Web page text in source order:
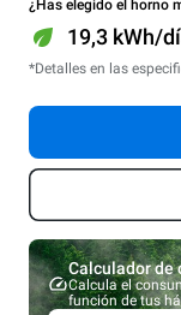
¿Has elegido el horno
19,3 kWh/
*Detalles en las
Calculador de
Calcula el
función de tus